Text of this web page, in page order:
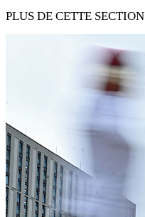
PLUS DE CETTE SECTION